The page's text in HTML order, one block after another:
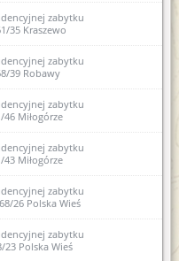
zabytku
ewidencji
zabytku
ewidencji
Lubawskie
w Dobrym Mieście ul.
ewidencji
archeologicznego
ewidencji
archeologicznego
zabytku
35 Kraszewo
zabytku
39 Robawy
zabytku
Miłogórze
zabytku
Miłogórze
zabytku
26 Polska Wieś
zabytku
23 Polska Wieś